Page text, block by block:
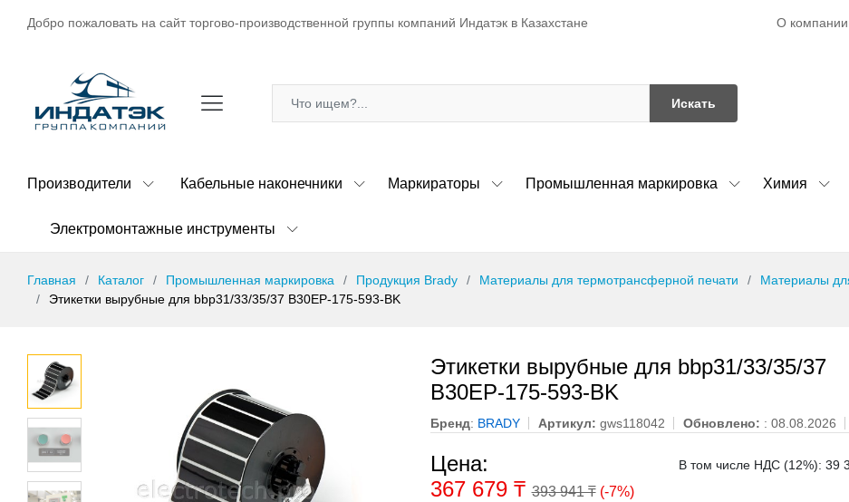
Добро пожаловать на сайт торгово-производственной группы компаний Индатэк в Казахстане О компании
Искать
Производители Кабельные наконечники Маркираторы Промышленная маркировка Химия
Электромонтажные инструменты
Главная Каталог Промышленная маркировка Продукция Brady Материалы для термотрансферной печати
Материалы
Этикетки вырубные для bbp31/33/35/37 B30EP-175-593-BK
Этикетки вырубные для bbp31/33/35/37
B30EP-175-593-BK
Бренд: BRADY Артикул: gws118042 Обновлено: : 08.08.2026
Цена:
367 679₸ 393 941 ₸(-7%)
В том числе НДС (12%): 39